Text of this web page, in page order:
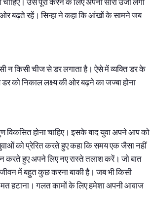
ओर बढ़ते रहें। सिन्हा ने कहा कि आंखों के सामने जब
न किसी चीज से डर लगाता है। ऐसे में व्यक्ति डर के
को निकाल लक्ष्य की ओर बढ़ने का जज्बा होना
विकसित होना चाहिए। इसके बाद युवा अपने आप को
को प्रेरित करते हुए कहा कि समय एक जैसा नहीं
हुए अपने लिए नए रास्ते तलाश करें। जो बात
में बहुत कुछ करना बाकी है। जब भी किसी
हटाना। गलत कामों के लिए हमेशा अपनी आवाज